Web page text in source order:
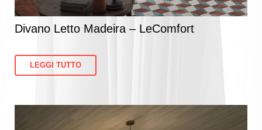
Divano Letto Madeira – LeComfort
LEGGI TUTTO